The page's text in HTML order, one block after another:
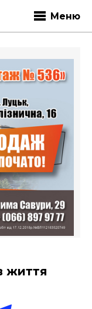
Меню
життя